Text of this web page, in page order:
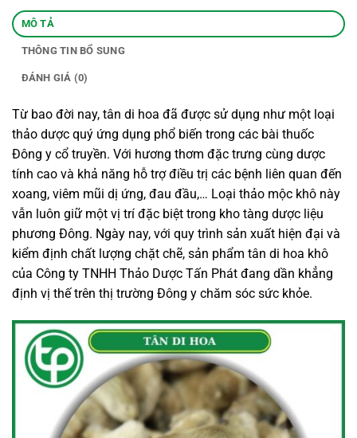
MÔ TẢ
THÔNG TIN BỔ SUNG
ĐÁNH GIÁ (0)
Từ bao đời nay, tân di hoa đã được sử dụng như một loại
thảo dược quý ứng dụng phổ biến trong các bài thuốc
Đông y cổ truyền. Với hương thơm đặc trưng cùng dược
tính cao và khả năng hỗ trợ điều trị các bệnh liên quan đến
xoang, viêm mũi dị ứng, đau đầu,… Loại thảo mộc khô này
vẫn luôn giữ một vị trí đặc biệt trong kho tàng dược liệu
phương Đông. Ngày nay, với quy trình sản xuất hiện đại và
kiểm định chất lượng chặt chẽ, sản phẩm tân di hoa khô
của Công ty TNHH Thảo Dược Tấn Phát đang dần khẳng
định vị thế trên thị trường Đông y chăm sóc sức khỏe.